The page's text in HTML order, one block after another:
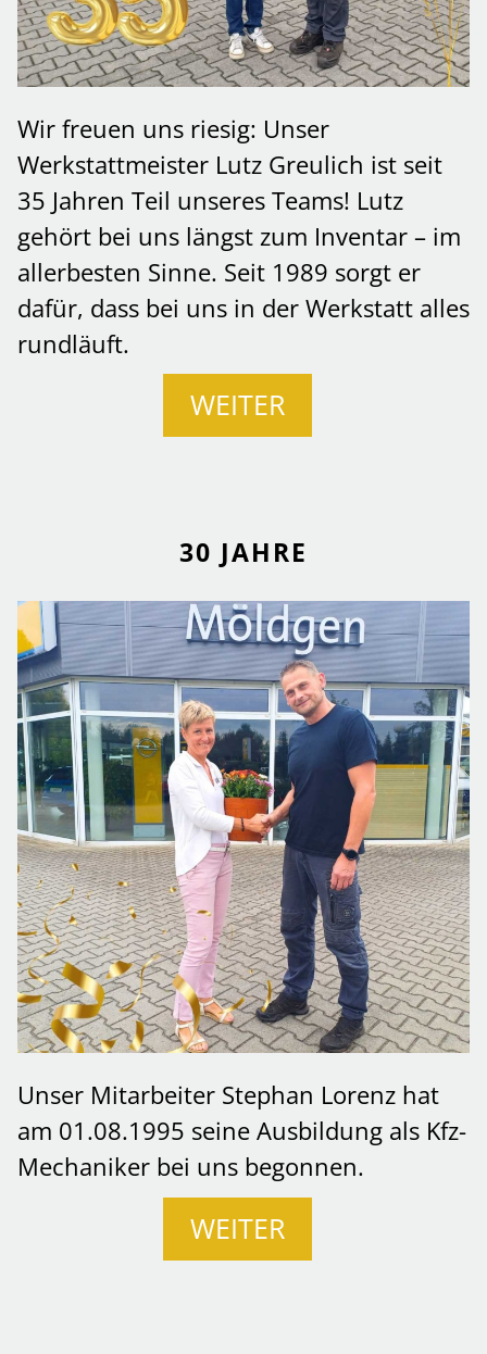
Wir freuen uns riesig: Unser
Werkstattmeister Lutz Greulich ist seit
35 Jahren Teil unseres Teams! Lutz
gehört bei uns längst zum Inventar – im
allerbesten Sinne. Seit 1989 sorgt er
dafür, dass bei uns in der Werkstatt alles
rundläuft.
WEITER
30 JAHRE
Unser Mitarbeiter Stephan Lorenz hat
am 01.08.1995 seine Ausbildung als Kfz-
Mechaniker bei uns begonnen.
WEITER